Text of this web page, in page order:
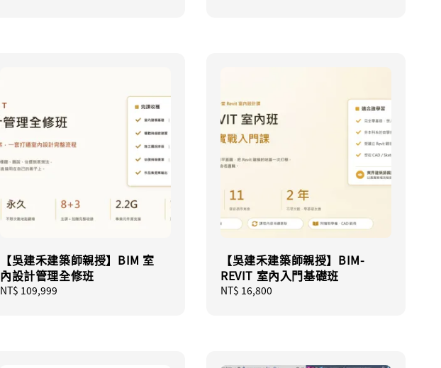
【吳建禾建築師親授】BIM 室
內設計管理全修班
Regular
NT$ 109,999
【吳建禾建築師親授】BIM-
REVIT 室內入門基礎班
Regular
NT$ 16,800